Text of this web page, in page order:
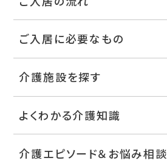
ご入居に必要なもの
介護施設を探す
よくわかる介護知識
介護エピソード＆お悩み相談